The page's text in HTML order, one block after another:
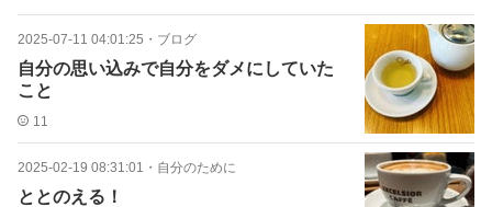
2025-07-11 04:01:25 ・ ブログ
自分の思い込みで自分をダメにしていた
こと
11
2025-02-19 08:31:01 ・ 自分のために
ととのえる！